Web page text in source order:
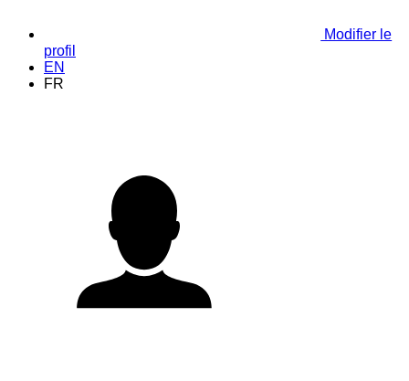
Modifier le
profil
EN
FR